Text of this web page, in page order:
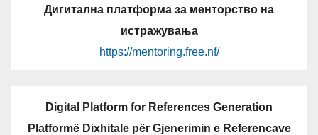
Дигитална платформа за менторство на
истражувања
https://mentoring.free.nf/
Digital Platform for References Generation
Platformë Dixhitale për Gjenerimin e Referencave